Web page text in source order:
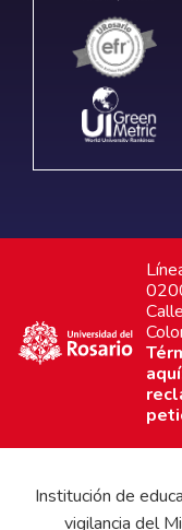
Institución de
vigilancia del